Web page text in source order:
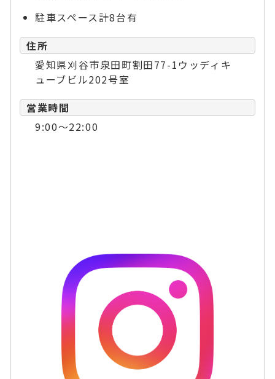
駐車スペース計8台有
住所
愛知県刈谷市泉田町割田77-1ウッディキ
ューブビル202号室
営業時間
9:00～22:00